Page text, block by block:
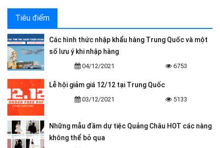
Tiêu điểm
Các hình thức nhập khẩu hàng Trung Quốc và một
số lưu ý khi nhập hàng
04/12/2021 6753
Lễ hội giảm giá 12/12 tại Trung Quốc
03/12/2021 5133
Những mẫu đầm dự tiệc Quảng Châu HOT các nàng
không thể bỏ qua